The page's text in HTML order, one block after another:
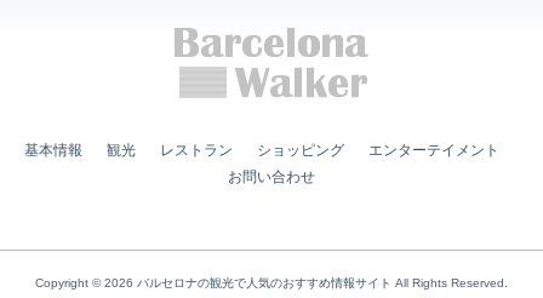
基本情報 観光 レストラン ショッピング
エンターテイメント
お問い合わせ
Copyright © 2026 バルセロナの観光で人気のおすすめ情報サイト All Rights Reserved.